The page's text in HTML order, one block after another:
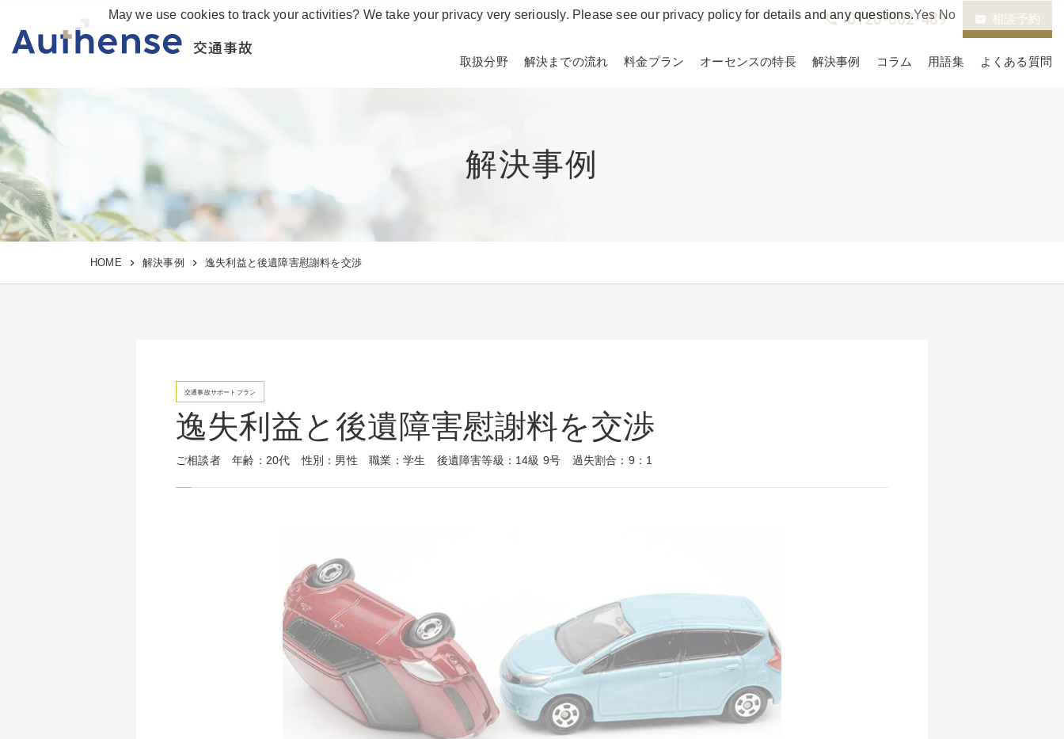
交通事故
phone_in_talk 0120-002-489 email 相談予約
取扱分野 解決までの流れ 料金プラン オーセンスの特長 解決事例 コラム 用語集 よくある質問
解決事例
HOME 解決事例 逸失利益と後遺障害慰謝料を交渉
交通事故サポートプラン
逸失利益と後遺障害慰謝料を交渉
ご相談者 年齢：20代 性別：男性 職業：学生 後遺障害等級：14級 9号 過失割合：9：1
May we use cookies to track your activities? We take your privacy very seriously. Please see our privacy policy for details and any questions.Yes No